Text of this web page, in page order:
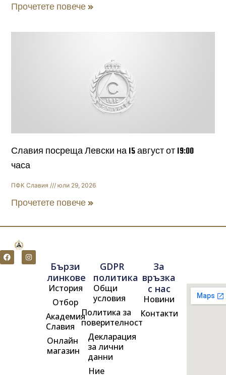
Прочетете повече »
Славия посреща Левски на 15 август от 19:00
часа
ПФК Славия юли 29, 2026
Прочетете повече »
F
a
c
I
n
s
Бързи
линкове
История
Отбор
Академия
Славия
Онлайн
магазин
GDPR
политика
Общи
условия
Политика за
поверителност
Декларация
за лични
данни
Ние
За
връзка
с нас
Новини
Контакти